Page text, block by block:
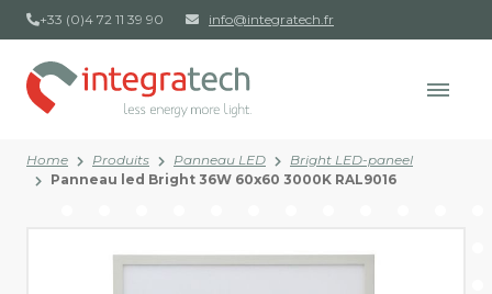
+33 (0)4 72 11 39 90 info@integratech.fr
Home Produits Panneau LED
Bright LED-paneel
Panneau led Bright 36W 60x60 3000K RAL9016